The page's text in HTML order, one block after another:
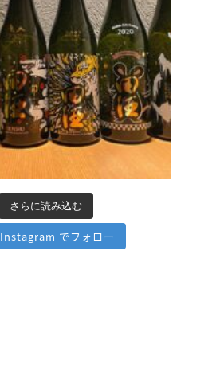
さらに読み込む
Instagram でフォロー